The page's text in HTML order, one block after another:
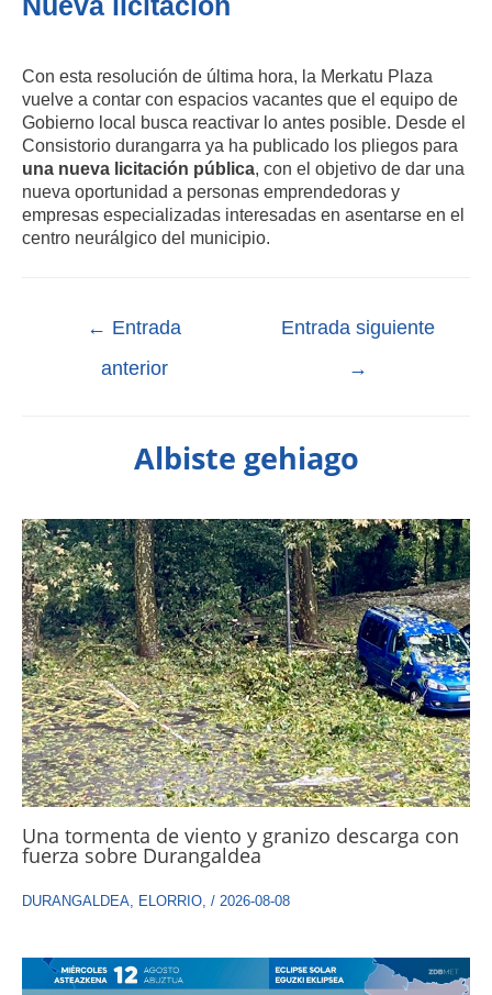
Con esta resolución de última hora, la Merkatu Plaza
vuelve a contar con espacios vacantes que el equipo de
Gobierno local busca reactivar lo antes posible. Desde el
Consistorio durangarra ya ha publicado los pliegos para
una nueva licitación pública, con el objetivo de dar una
nueva oportunidad a personas emprendedoras y
empresas especializadas interesadas en asentarse en el
centro neurálgico del municipio.
← Entrada
anterior
Entrada siguiente
→
Albiste gehiago
Una tormenta de viento y granizo descarga con
fuerza sobre Durangaldea
DURANGALDEA, ELORRIO, / 2026-08-08